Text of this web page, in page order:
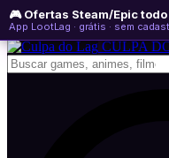
🎮 Ofertas Steam/Epic
App LootLag · grátis · sem
domingo, 09 de agosto de
Newsletter
CULPA